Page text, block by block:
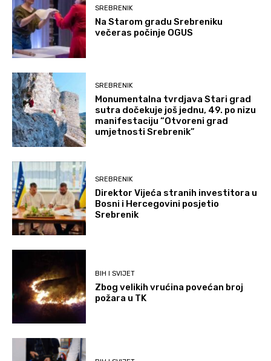
SREBRENIK
Na Starom gradu Srebreniku
večeras počinje OGUS
SREBRENIK
Monumentalna tvrdjava Stari grad
sutra dočekuje još jednu, 49. po nizu
manifestaciju “Otvoreni grad
umjetnosti Srebrenik”
SREBRENIK
Direktor Vijeća stranih investitora u
Bosni i Hercegovini posjetio
Srebrenik
BIH I SVIJET
Zbog velikih vrućina povećan broj
požara u TK